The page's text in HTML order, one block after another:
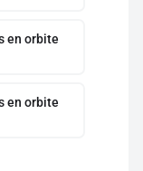
en orbite
en orbite